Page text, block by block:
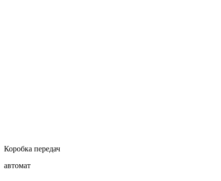
Коробка передач
автомат